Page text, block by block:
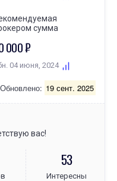
сумма
000 ₽
04 июня, 2024
Обновлено: 19 сент. 2025
вас!
53
Интересны